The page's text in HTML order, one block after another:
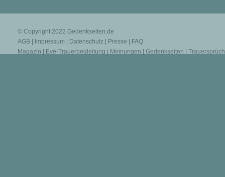
© Copyright 2022 Gedenkseiten.de
AGB
Impressum Datenschutz Presse
FAQ
Magazin
Eve-Trauerbegleitung Meinungen Gedenkseiten